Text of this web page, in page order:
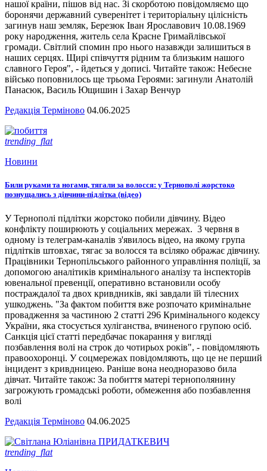
нашої країни, пішов від нас. Зі скорботою повідомляємо що
боронячи державний суверенітет і територіальну цілісність
загинув наш земляк, Березюк Іван Ярославович 10.08.1969
року народження, житель села Красне Гримайлівської
громади. Світлий спомин про нього назавжди залишиться в
наших серцях. Щирі співчуття рідним та близьким нашого
славного Героя", - йдеться у дописі. Читайте також: Небесне
військо поповнилось ще трьома Героями: загинули Анатолій
Панасюк, Василь Ющишин і Захар Венчур
Редакція Терміново 04.06.2025
trending_flat
Новини
Били руками та ногами, тягали за волосся: у Тернополі жорстоко
познущались з дівчини-підлітка (відео)
У Тернополі підлітки жорстоко побили дівчину. Відео
конфлікту поширюють у соціальних мережах. 3 червня в
одному із телеграм-каналів з'явилось відео, на якому група
підлітків штовхає, тягає за волосся та всіляко ображає дівчину.
Працівники Тернопільського районного управління поліції, за
допомогою аналітиків кримінального аналізу та інспекторів
ювенальної превенції, оперативно встановили особу
постраждалої та двох кривдників, які завдали їй тілесних
ушкоджень. "За фактом побиття вже розпочато кримінальне
провадження за частиною 2 статті 296 Кримінального кодексу
України, яка стосується хуліганства, вчиненого групою осіб.
Санкція цієї статті передбачає покарання у вигляді
позбавлення волі на строк до чотирьох років", - повідомляють
правоохоронці. У соцмережах повідомляють, що це не перший
інцидент з кривдницею. Раніше вона неодноразово била
дівчат. Читайте також: За побиття матері тернополянину
загрожують громадські роботи, обмеження або позбавлення
волі
Редакція Терміново 04.06.2025
trending_flat